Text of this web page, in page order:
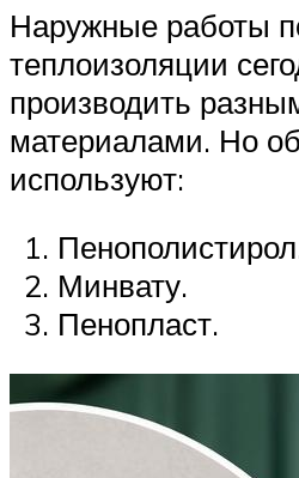
Наружные работы
теплоизоляции
производить
материалами. Но
используют:
Минвату.
Пенопласт.